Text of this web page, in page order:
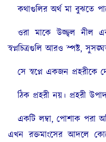
কথাগুলির অর্থ মা বুঝতে
ওরা মাকে উজ্জ্বল নীল
স্বপ্নচিত্রগুলি আরও স্পষ্ট,
সে স্বপ্নে একজন প্রহরীকে
ঠিক প্রহরী নয়। প্রহরী
একটি লম্বা, পোশাক পরা
এখন রক্তমাংসের আদলে